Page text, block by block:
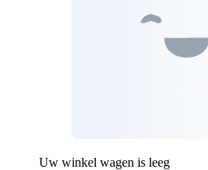
Uw winkel wagen is leeg